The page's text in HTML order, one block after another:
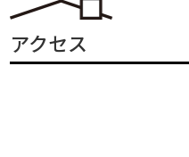
アクセス